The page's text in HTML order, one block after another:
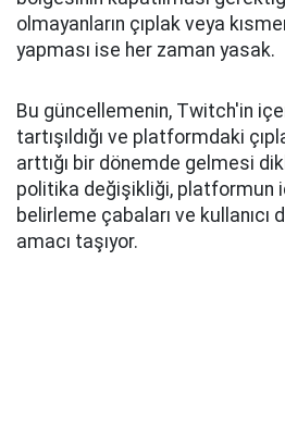
olmayanların çıplak veya
yapması ise her zaman yasak.
Bu güncellemenin, Twitch'in
tartışıldığı ve platformdaki
arttığı bir dönemde gelmesi
politika değişikliği, platformun
belirleme çabaları ve kullanıcı
amacı taşıyor.